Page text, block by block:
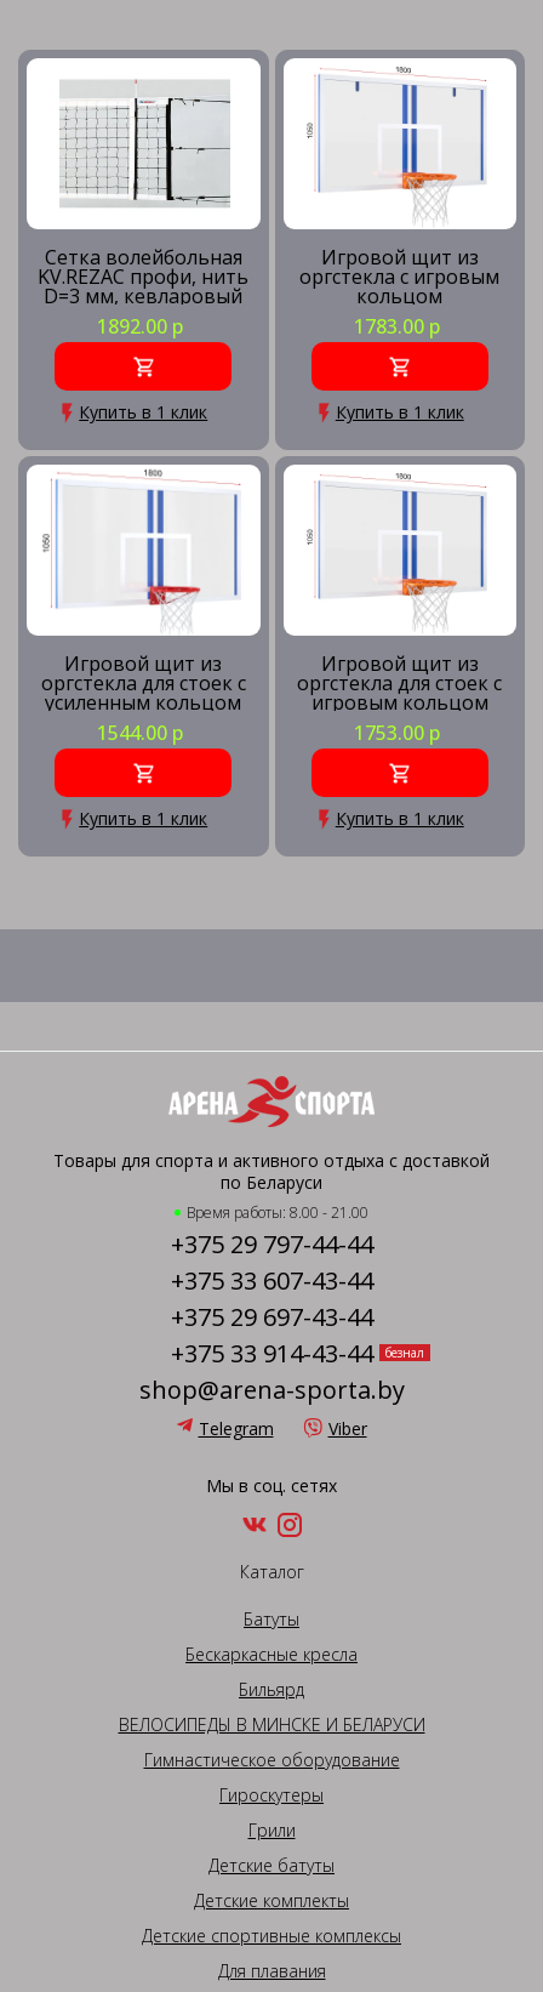
Сетка волейбольная
KV.REZAC профи, нить
D=3 мм, кевларовый
трос
1892.00 р
Купить в 1 клик
Игровой щит из
оргстекла с игровым
кольцом
1783.00 р
Купить в 1 клик
Игровой щит из
оргстекла для стоек с
усиленным кольцом
1544.00 р
Купить в 1 клик
Игровой щит из
оргстекла для стоек с
игровым кольцом
1753.00 р
Купить в 1 клик
Товары для спорта и активного отдыха с доставкой
по Беларуси
Время работы: 8.00 - 21.00
+375 29 797-44-44
+375 33 607-43-44
+375 29 697-43-44
+375 33 914-43-44
безнал
shop@arena-sporta.by
Telegram Viber
Мы в соц. сетях
Каталог
Батуты
Бескаркасные кресла
Бильярд
ВЕЛОСИПЕДЫ В МИНСКЕ И БЕЛАРУСИ
Гимнастическое оборудование
Гироскутеры
Грили
Детские батуты
Детские комплекты
Детские спортивные комплексы
Для плавания